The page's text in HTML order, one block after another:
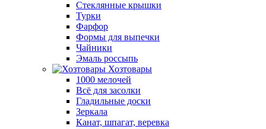
Стеклянные крышки
Турки
Фарфор
Формы для выпечки
Чайники
Эмаль россыпь
Хозтовары
1000 мелочей
Всё для засолки
Гладильные доски
Зеркала
Канат, шпагат, веревка